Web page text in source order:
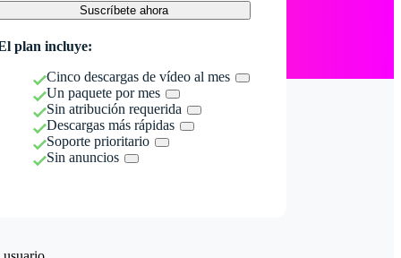
Suscríbete ahora
plan incluye:
Cinco descargas de vídeo al mes
Un paquete por mes
Sin atribución requerida
Descargas más rápidas
Soporte prioritario
Sin anuncios